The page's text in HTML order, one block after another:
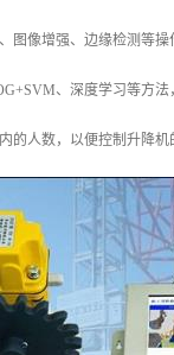
像增强、边缘检测等操
、深度学习等方法
的人数，以便控制升降机